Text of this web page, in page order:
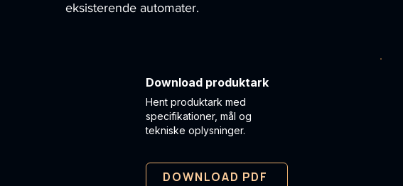
eksisterende automater.
Download produktark
Hent produktark med
specifikationer, mål og
tekniske oplysninger.
DOWNLOAD PDF